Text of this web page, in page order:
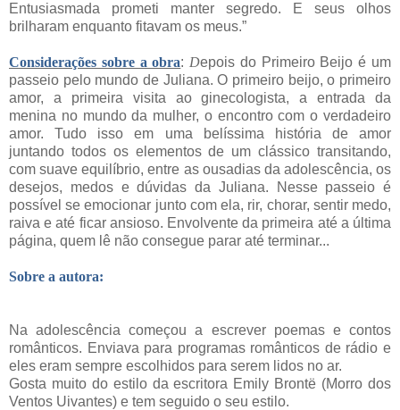
Entusiasmada prometi manter segredo. E seus olhos
brilharam enquanto fitavam os meus.”
Considerações sobre a obra: Depois do Primeiro Beijo é um
passeio pelo mundo de Juliana. O primeiro beijo, o primeiro
amor, a primeira visita ao ginecologista, a entrada da
menina no mundo da mulher, o encontro com o verdadeiro
amor. Tudo isso em uma belíssima história de amor
juntando todos os elementos de um clássico transitando,
com suave equilíbrio, entre as ousadias da adolescência, os
desejos, medos e dúvidas da Juliana. Nesse passeio é
possível se emocionar junto com ela, rir, chorar, sentir medo,
raiva e até ficar ansioso. Envolvente da primeira até a última
página, quem lê não consegue parar até terminar...
Sobre a autora:
Na adolescência começou a escrever poemas e contos
românticos. Enviava para programas românticos de rádio e
eles eram sempre escolhidos para serem lidos no ar.
Gosta muito do estilo da escritora Emily Brontë (Morro dos
Ventos Uivantes) e tem seguido o seu estilo.